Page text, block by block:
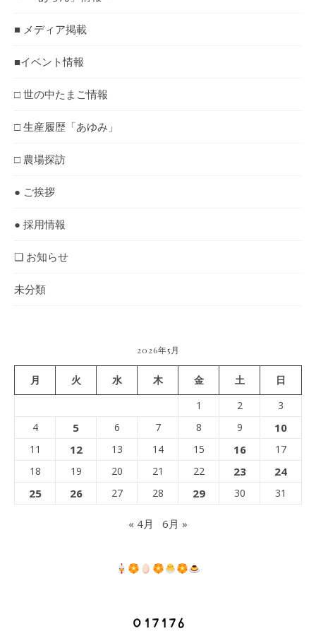
■ メディア掲載
■イベント情報
□ 世の中たまご情報
□ 生産履歴「あゆみ」
□ 農場探訪
● ご挨拶
● 採用情報
❏ お知らせ
未分類
2026年5月
月 火 水 木 金 土
日
1
2
3
4
5 6 7 8 9 10
11 12 13 14 15 16
17
18
19 20 21 22 23
24
25
26 27 28 29 30 31
« 4月 6月 »